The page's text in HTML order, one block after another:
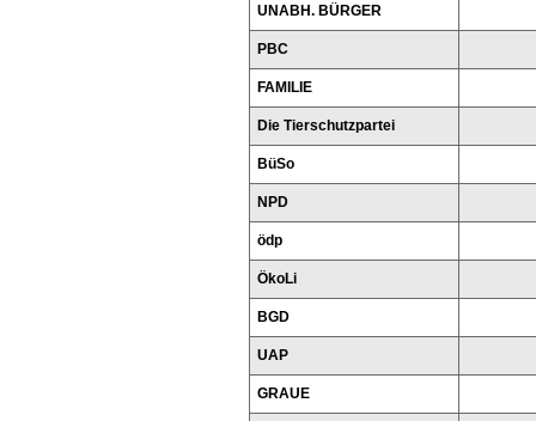
UNABH. BÜRGER
PBC
FAMILIE
Die Tierschutzpartei
BüSo
NPD
ödp
ÖkoLi
BGD
UAP
GRAUE